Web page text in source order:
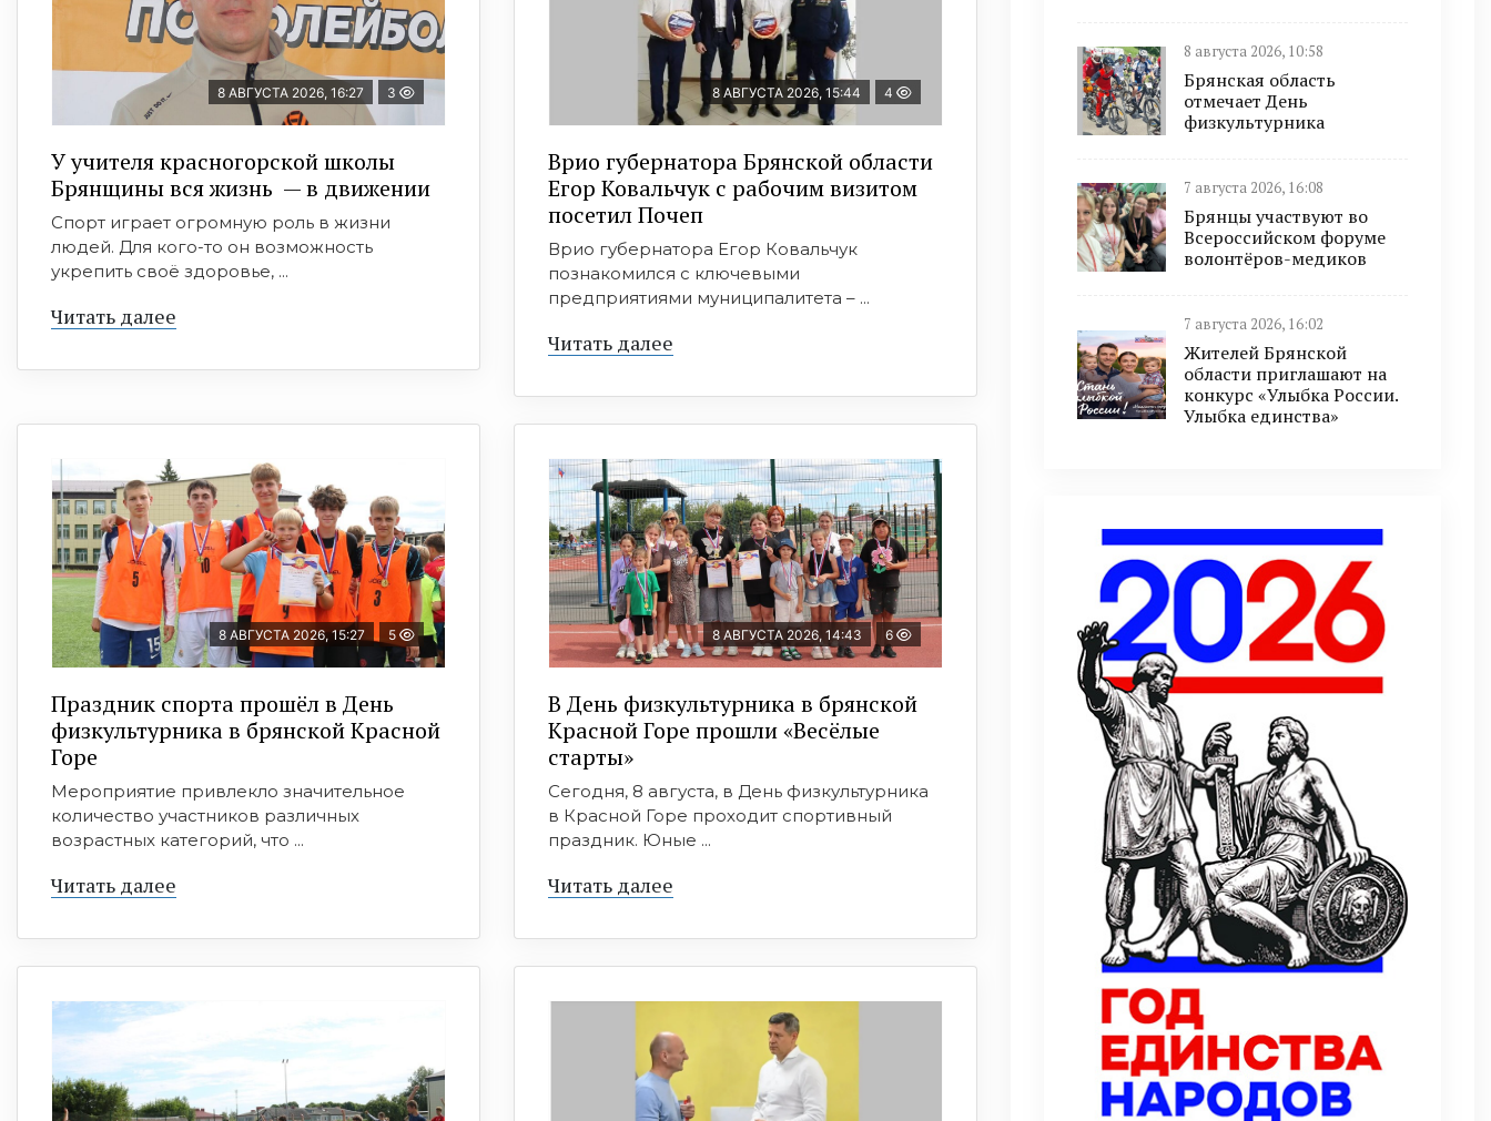
8 АВГУСТА 2026, 16:27 3
У учителя красногорской школы
Брянщины вся жизнь — в движении
Спорт играет огромную роль в жизни
людей. Для кого-то он возможность
укрепить своё здоровье, ...
Читать далее
8 АВГУСТА 2026, 15:44 4
Врио губернатора Брянской области
Егор Ковальчук с рабочим визитом
посетил Почеп
Врио губернатора Егор Ковальчук
познакомился с ключевыми
предприятиями муниципалитета – ...
Читать далее
8 АВГУСТА 2026, 15:27 5
Праздник спорта прошёл в День
физкультурника в брянской Красной
Горе
Мероприятие привлекло значительное
количество участников различных
возрастных категорий, что ...
Читать далее
8 АВГУСТА 2026, 14:43 6
В День физкультурника в брянской
Красной Горе прошли «Весёлые
старты»
Сегодня, 8 августа, в День физкультурника
в Красной Горе проходит спортивный
праздник. Юные ...
Читать далее
8 августа 2026, 10:58
Брянская область
отмечает День
физкультурника
7 августа 2026, 16:08
Брянцы участвуют во
Всероссийском форуме
волонтёров-медиков
7 августа 2026, 16:02
Жителей Брянской
области приглашают на
конкурс «Улыбка России.
Улыбка единства»